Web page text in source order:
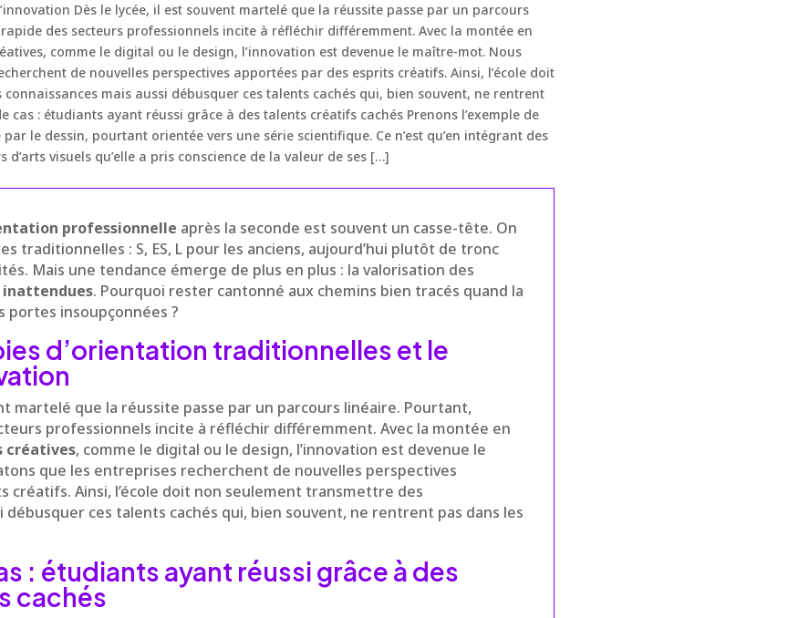
Dès le lycée, il est souvent martelé que la réussite passe par un parcours
des secteurs professionnels incite à réfléchir différemment. Avec la montée en
comme le digital ou le design, l’innovation est devenue le maître-mot. Nous
de nouvelles perspectives apportées par des esprits créatifs. Ainsi, l’école doit
mais aussi débusquer ces talents cachés qui, bien souvent, ne rentrent
cas : étudiants ayant réussi grâce à des talents créatifs cachés Prenons l’exemple de
le dessin, pourtant orientée vers une série scientifique. Ce n’est qu’en intégrant des
d’arts visuels qu’elle a pris conscience de la valeur de ses […]
professionnelle après la seconde est souvent un casse-tête. On
traditionnelles : S, ES, L pour les anciens, aujourd’hui plutôt de tronc
Mais une tendance émerge de plus en plus : la valorisation des
. Pourquoi rester cantonné aux chemins bien tracés quand la
insoupçonnées ?
d’orientation traditionnelles et le
martelé que la réussite passe par un parcours linéaire. Pourtant,
professionnels incite à réfléchir différemment. Avec la montée en
créatives, comme le digital ou le design, l’innovation est devenue le
que les entreprises recherchent de nouvelles perspectives
créatifs. Ainsi, l’école doit non seulement transmettre des
débusquer ces talents cachés qui, bien souvent, ne rentrent pas dans les
: étudiants ayant réussi grâce à des
cachés